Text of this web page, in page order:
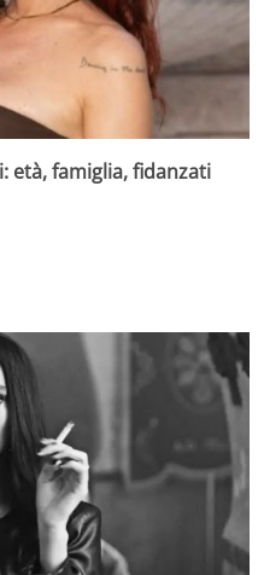
età, famiglia, fidanzati